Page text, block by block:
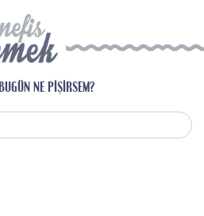
BUGÜN NE PIŞIRSEM?